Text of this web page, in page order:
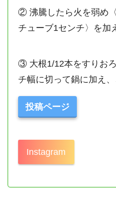
② 沸騰したら火を弱め
チューブ1センチ〉を加
③ 大根1/12本をすりお
チ幅に切って鍋に加え
投稿ページ
Instagram